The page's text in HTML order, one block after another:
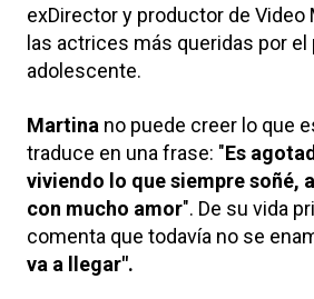
exDirector y productor de Video
las actrices más queridas por el
adolescente.
Martina no puede creer lo que
traduce en una frase: "Es
viviendo lo que siempre soñé,
con mucho amor". De su vida
comenta que todavía no se
va a llegar".